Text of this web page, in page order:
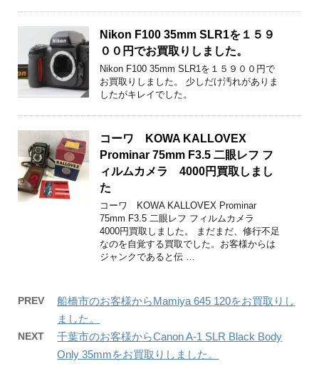
Nikon F100 35mm SLR1を１５９
００円でお買取りしました。
Nikon F100 35mm SLR1を１５９００円で
お買取りしました。 少しだけ汚れがありま
したがキレイでした。
コーワ KOWA KALLOVEX
Prominar 75mm F3.5 二眼レフ フ
ィルムカメラ 4000円買取しまし
た
コーワ KOWA KALLOVEX Prominar
75mm F3.5 二眼レフ フィルムカメラ
4000円買取しました。 まだまだ、修行不足
なのを自覚する買取でした。お客様からは
ジャンクであると伝 …
PREV
船橋市のお客様からMamiya 645 120をお買取りし
ました。
NEXT
千葉市のお客様からCanon A-1 SLR Black Body
Only 35mmをお買取りしました。